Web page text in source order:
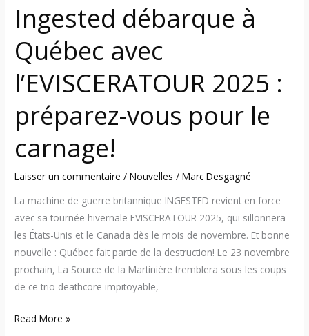
Ingested débarque à
Québec avec
l’EVISCERATOUR 2025 :
préparez-vous pour le
carnage!
Laisser un commentaire /Nouvelles /Marc Desgagné
La machine de guerre britannique INGESTED revient en force
avec sa tournée hivernale EVISCERATOUR 2025, qui sillonnera
les États-Unis et le Canada dès le mois de novembre. Et bonne
nouvelle : Québec fait partie de la destruction! Le 23 novembre
prochain, La Source de la Martinière tremblera sous les coups
de ce trio deathcore impitoyable,
carnage!
Read More »